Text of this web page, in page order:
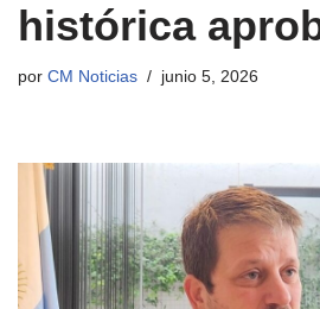
histórica
por CM Noticias junio 5, 2026